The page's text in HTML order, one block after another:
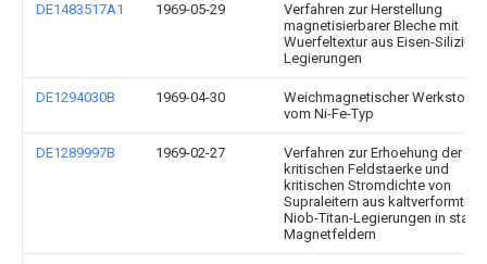
DE1483517A1 1969-05-29
Verfahren zur Herstellung
magnetisierbarer Bleche mit
Wuerfeltextur aus Eisen-Silizium-
Legierungen
DE1294030B 1969-04-30
Weichmagnetischer Werkstoff
vom Ni-Fe-Typ
DE1289997B 1969-02-27
Verfahren zur Erhoehung der
kritischen Feldstaerke und
kritischen Stromdichte von
Supraleitern aus kaltverformten
Niob-Titan-Legierungen in
Magnetfeldern